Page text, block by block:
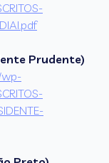
Prudente)
wp-